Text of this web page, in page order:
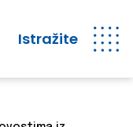
Istražite